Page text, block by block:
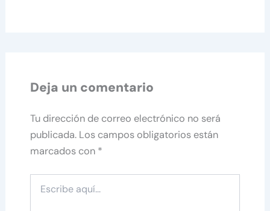
Deja un comentario
Tu dirección de correo electrónico no será
publicada. Los campos obligatorios están
marcados con *
aquí...